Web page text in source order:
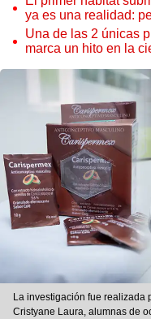
ya es una realidad:
de profundidad
Una de las 2 únicas
marca un hito en la
La investigación fue realizada
Cristyane Laura, alumnas de